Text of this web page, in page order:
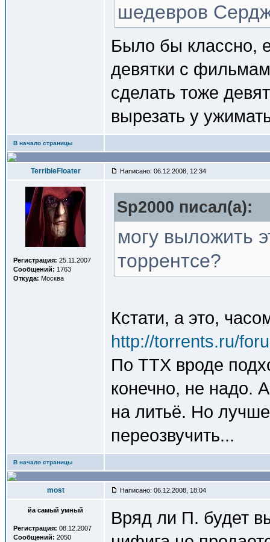
шедевров
Было бы классно,
девятки с
сделать тоже
вырезать у
В начало страницы
TerribleFloater Написано: 06.12.2008, 12:34
Регистрация: 25.11.2007
Сообщений: 1763
Откуда: Москва
Sp2000 писал(a):
могу выложить
торрентсе?
Кстати, а это,
http://torrents.ru/
По ТТХ вроде
конечно, не надо.
на литьё. Но
переозвучить...
В начало страницы
most Написано: 06.12.2008, 18:04
йа самый умный
Регистрация: 08.12.2007
Сообщений: 2050
Вряд ли П. будет